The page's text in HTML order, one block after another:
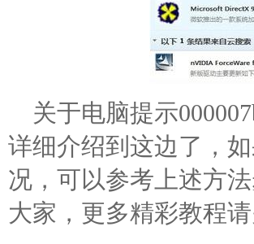
关于电脑提示
详细介绍到这边了，
况，可以参考上述方
大家，更多精彩教程